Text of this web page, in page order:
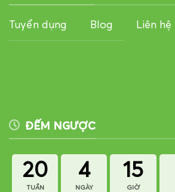
Tuyển dụng Blog Liên hệ
ĐẾM NGƯỢC
20
TUẦN
4
NGÀY
15
GIỜ